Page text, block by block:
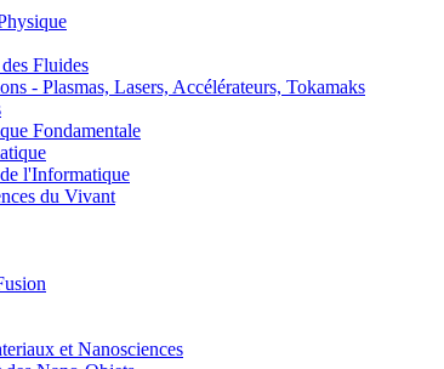
Fluides
- Plasmas, Lasers, Accélérateurs, Tokamaks
Fondamentale
l'Informatique
du Vivant
et Nanosciences